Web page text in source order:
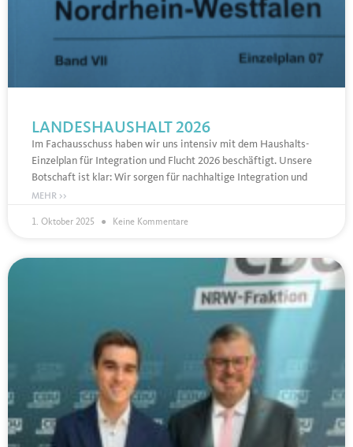
LANDESHAUSHALT 2026
Im Fachausschuss haben wir uns intensiv mit dem Haushalts-
Einzelplan für Integration und Flucht 2026 beschäftigt. Unsere
Botschaft ist klar: Wir sorgen für nachhaltige Integration und
MEHR >>
1. Oktober 2025 Keine Kommentare